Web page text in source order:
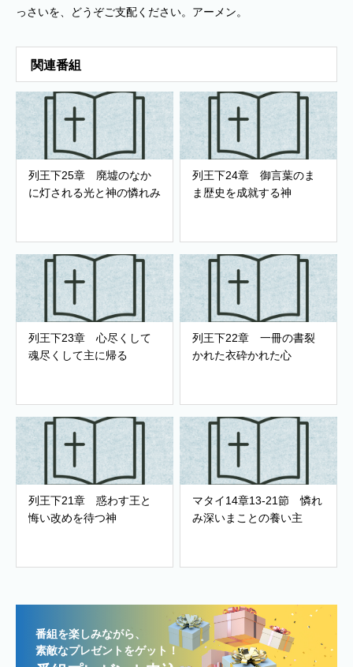
っさいを、どうぞご支配ください。アーメン。
関連番組
列王下25章 廃墟のなか
に灯される光と神の憐れみ
列王下24章 御言葉のま
ま歴史を成就する神
列王下23章 心尽くして
魂尽くして主に帰る
列王下22章 一冊の書裂
かれた衣砕かれた心
列王下21章 惑わす王と
悔い改めを待つ神
マタイ14章13-21節 憐れ
み深いまことの養い主
番組を楽しみながら、
素敵なプレゼントをゲット！